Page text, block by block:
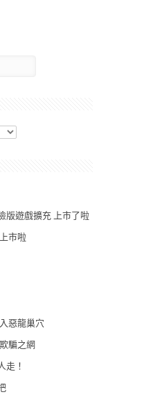
版遊戲擴充 上市了啦
市啦
惡龍巢穴
騙之網
走！